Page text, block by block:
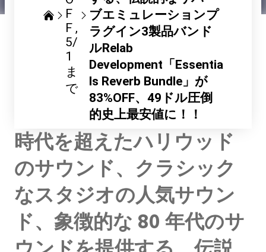
F
F
5/
1
ま
で
ブエミュレーションプ
ラグイン3製品バンド
ルRelab
Development「Essentia
ls Reverb Bundle」が
83%OFF、49ドル圧倒
的史上最安値に！！
時代を超えたハリウッド
のサウンド、クラシック
なスタジオの人気サウン
ド、象徴的な 80 年代のサ
ウンドを提供する、伝説